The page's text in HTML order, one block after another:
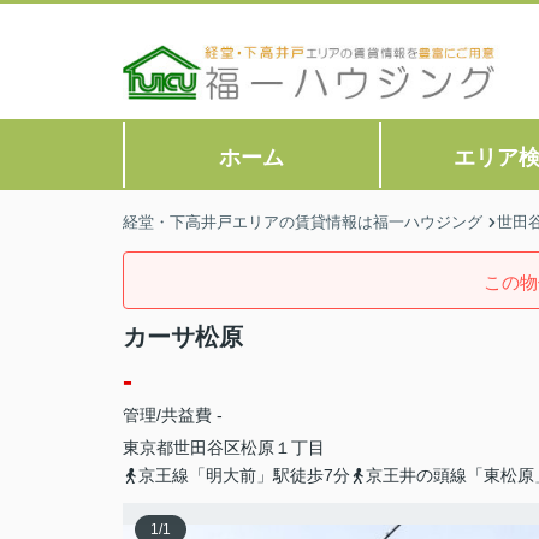
ホーム エリア
経堂・下高井戸エリアの賃貸情報は福一ハウジング 世田
この
カーサ松原
-
管理/共益費 -
東京都世田谷区松原 １丁目
京王線「明大前」駅徒歩7分
京王井の頭線「東松
1/1